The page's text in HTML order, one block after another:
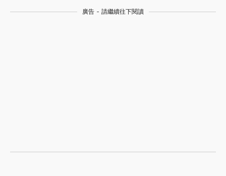
廣告 - 請繼續往下閱讀